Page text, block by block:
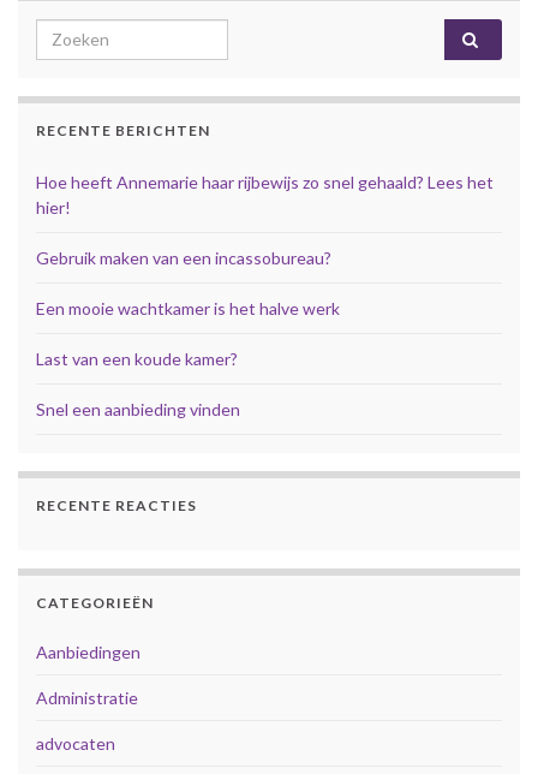
Search for:
RECENTE BERICHTEN
Hoe heeft Annemarie haar rijbewijs zo snel gehaald? Lees het
hier!
Gebruik maken van een incassobureau?
Een mooie wachtkamer is het halve werk
Last van een koude kamer?
Snel een aanbieding vinden
RECENTE REACTIES
CATEGORIEËN
Aanbiedingen
Administratie
advocaten